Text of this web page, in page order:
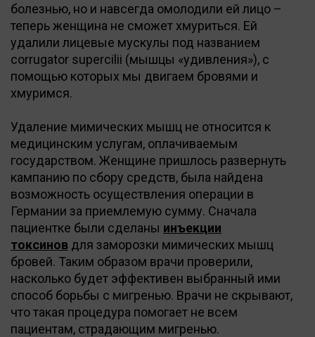
болезнью, но и навсегда омолодили ей лицо –
теперь женщина не сможет хмуриться. Ей
удалили лицевые мускулы под названием
сorrugator supercilii (мышцы «удивления»), с
помощью которых мы двигаем бровями и
хмуримся.
Удаление мимических мышц не относится к
медицинским услугам, оплачиваемым
государством. Женщине пришлось развернуть
кампанию по сбору средств, была найдена
возможность осуществления операции в
Германии за приемлемую сумму. Сначала
пациентке были сделаны инъекции
токсинов для заморозки мимических мышц
бровей. Таким образом врачи проверили,
насколько будет эффективен выбранный ими
способ борьбы с мигренью. Врачи не скрывают,
что такая процедура помогает не всем
пациентам, страдающим мигренью.